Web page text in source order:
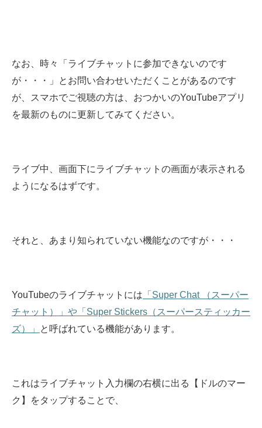
なお、時々「ライブチャットに参加できないのです
が・・・」とお問い合わせいただくことがあるのです
が、スマホでご視聴の方は、おつかいのYouTubeアプリ
を最新のものに更新してみてください。
ライブ中、画面下にライブチャットの画面が表示される
ようになるはずです。
それと、あまり知られていない機能なのですが・・・
YouTubeのライブチャットには 「Super Chat （スーパー
チャット）」や「Super Stickers（スーパースティッカー
ズ）」
と呼ばれている機能があります。
これはライブチャット入力欄の右横に出る【ドルのマー
ク】をタップすることで、